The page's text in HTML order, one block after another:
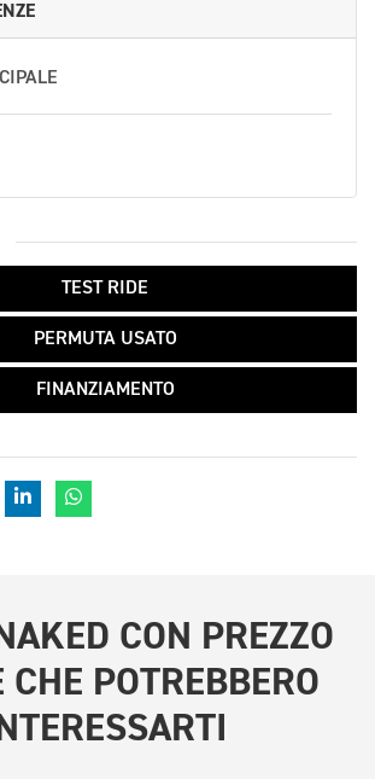
TEST RIDE
PERMUTA USATO
FINANZIAMENTO
CON PREZZO
CHE POTREBBERO